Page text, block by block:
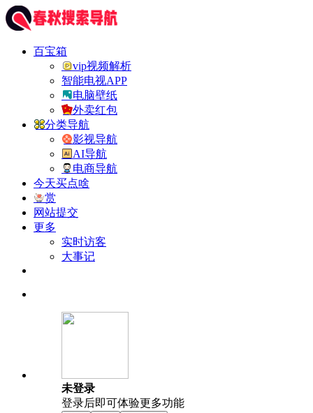
百宝箱
vip视频解析
智能电视APP
电脑壁纸
外卖红包
分类导航
影视导航
AI导航
电商导航
今天买点啥
赏
网站提交
更多
实时访客
大事记
未登录
登录后即可体验更多功能